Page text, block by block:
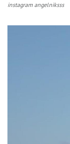
instagram angelniksss